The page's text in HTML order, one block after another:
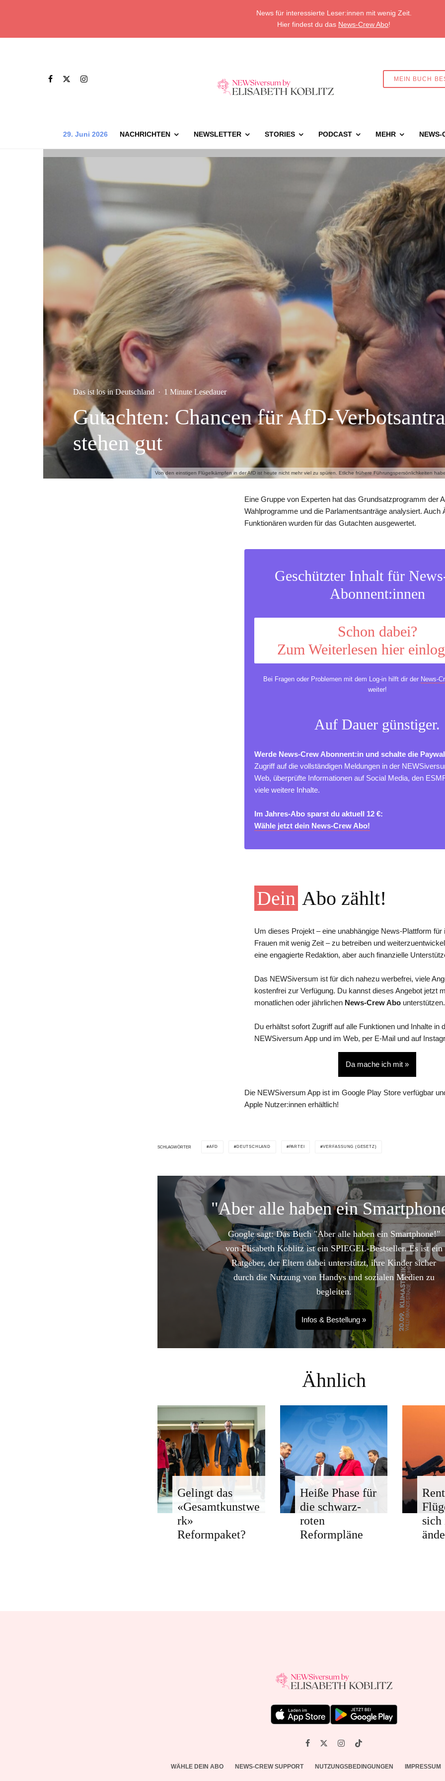
News für interessierte Leser:innen mit wenig Zeit.
Hier findest du das News-Crew Abo!
MEIN BUCH
29. Juni 2026 NACHRICHTEN NEWSLETTER STORIES PODCAST MEHR NEWS-
Von den einstigen Flügelkämpfen in der AfD ist heute nicht mehr viel zu spüren. Etliche frühere Führungspersönlichkeiten
Das ist los in Deutschland · 1 Minute Lesedauer
Gutachten: Chancen für AfD-
stehen gut
Eine Gruppe von Experten hat das Grundsatzprogramm der
Wahlprogramme und die Parlamentsanträge analysiert. Auch
Funktionären wurden für das Gutachten ausgewertet.
Geschützter Inhalt für
Abonnent:innen
Schon dabei?
Zum Weiterlesen hier
Bei Fragen oder Problemen mit dem Log-in hilft dir der News-
weiter!
Auf Dauer günstiger.
Werde News-Crew Abonnent:in und schalte die
Zugriff auf die vollständigen Meldungen in der
Web, überprüfte Informationen auf Social Media, den
viele weitere Inhalte.
Im Jahres-Abo sparst du aktuell 12 €:
Wähle jetzt dein News-Crew Abo!
Dein Abo zählt!
Um dieses Projekt – eine unabhängige News-Plattform für
Frauen mit wenig Zeit – zu betreiben und
eine engagierte Redaktion, aber auch finanzielle
Das NEWSiversum ist für dich nahezu werbefrei, viele
kostenfrei zur Verfügung. Du kannst dieses Angebot jetzt
monatlichen oder jährlichen News-Crew Abo unterstützen.
Du erhältst sofort Zugriff auf alle Funktionen und Inhalte in
NEWSiversum App und im Web, per E-Mail und auf
Da mache ich mit »
Die NEWSiversum App ist im Google Play Store verfügbar
Apple Nutzer:innen erhältlich!
SCHLAGWÖRTER AFD DEUTSCHLAND PARTEI VERFASSUNG (GESETZ)
"Aber alle haben ein
Google sagt: Das Buch "Aber alle haben ein Smartphone!"
von Elisabeth Koblitz ist ein SPIEGEL-Bestseller. Es ist ein
Ratgeber, der Eltern dabei unterstützt, ihre Kinder sicher
durch die Nutzung von Handys und sozialen Medien zu
begleiten.
Infos & Bestellung »
Ähnlich
Gelingt das
«Gesamtkunstwe
rk»
Reformpaket?
Heiße Phase für
die schwarz-
roten
Reformpläne
WÄHLE DEIN ABO NEWS-CREW SUPPORT NUTZUNGSBEDINGUNGEN IMPRESSUM